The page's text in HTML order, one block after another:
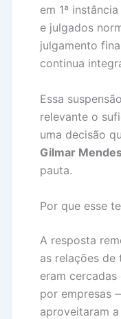
em 1ª
e julgados
julgamento
continua
Essa
relevante o
uma decisão
Gilmar
pauta.
Por que esse
A resposta
as relações
eram
por empresas
aproveitaram